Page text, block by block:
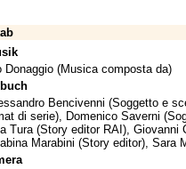
Donaggio (Musica composta da)
Bencivenni (Soggetto e
di serie), Domenico Saverni
Tura(Story editor RAI), Giovanni
Marabini (Story editor), Sara